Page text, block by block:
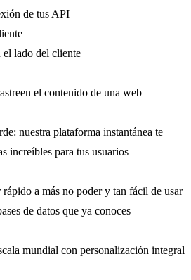
de tus API
el lado del cliente
el contenido de una web
nuestra plataforma instantánea te
increíbles para tus usuarios
a más no poder y tan fácil de usar
de datos que ya conoces
mundial con personalización integral